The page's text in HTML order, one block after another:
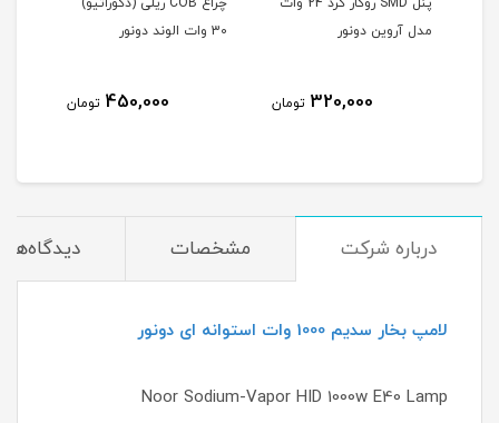
مدل آروین دونور
320,000 تومان
30 وات الوند دونور
450,000 تومان
درباره شرکت مشخصات دیدگاه‌ها
لامپ بخار سدیم 1000 وات استوانه ای دونور
Noor Sodium-Vapor HID 1000w E40 Lamp